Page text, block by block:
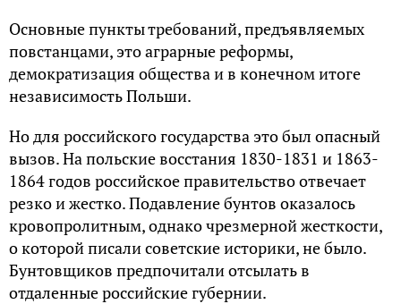
Основные пункты требований, предъявляемых
повстанцами, это аграрные реформы,
демократизация общества и в конечном итоге
независимость Польши.
Но для российского государства это был опасный
вызов. На польские восстания 1830-1831 и 1863-
1864 годов российское правительство отвечает
резко и жестко. Подавление бунтов оказалось
кровопролитным, однако чрезмерной жесткости,
о которой писали советские историки, не было.
Бунтовщиков предпочитали отсылать в
отдаленные российские губернии.